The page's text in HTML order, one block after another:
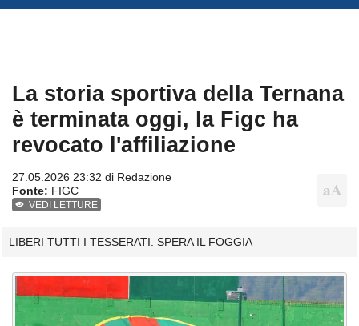
La storia sportiva della Ternana
è terminata oggi, la Figc ha
revocato l'affiliazione
27.05.2026 23:32 di Redazione
Fonte: FIGC
VEDI LETTURE
LIBERI TUTTI I TESSERATI. SPERA IL FOGGIA